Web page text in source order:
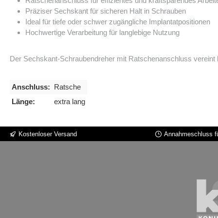
Präziser Sechskant für sicheren Halt in Schrauben
Ideal für tiefe oder schwer zugängliche Implantatpositionen
Hochwertige Verarbeitung für langlebige Nutzung
Der Sechskant-Schraubendreher mit Ratschenanschluss vereint
Anschluss: Ratsche
Länge:
extra lang
Kostenloser Versand Annahmeschluss